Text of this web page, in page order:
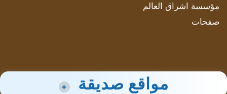
مؤسسة اشراق العالم
صفحات
مواقع صديقة +